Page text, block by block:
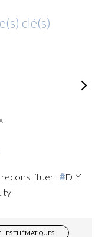
clé(s)
reconstituer
DIY
THÉMATIQUES